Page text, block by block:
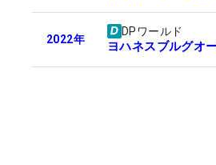
2022年
DPワールド
ヨハネスブルグオ